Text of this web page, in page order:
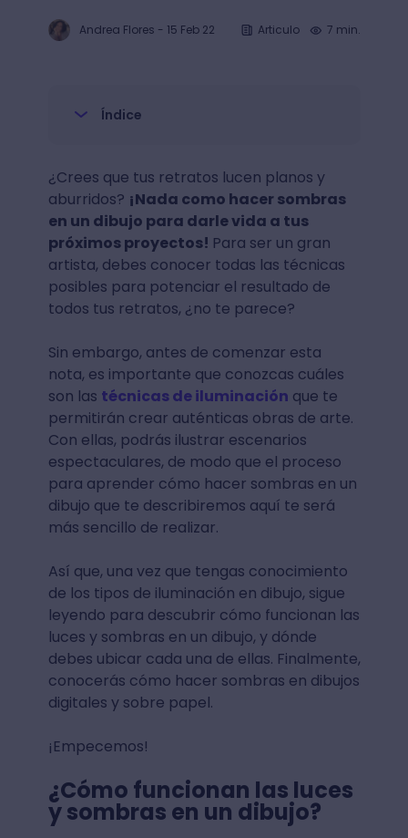
Andrea Flores - 15 Feb 22 Articulo 7 min.
Índice
¿Crees que tus retratos lucen planos y
aburridos? ¡Nada como hacer sombras
en un dibujo para darle vida a tus
próximos proyectos! Para ser un gran
artista, debes conocer todas las técnicas
posibles para potenciar el resultado de
todos tus retratos, ¿no te parece?
Sin embargo, antes de comenzar esta
nota, es importante que conozcas cuáles
son las técnicas de iluminación que te
permitirán crear auténticas obras de arte.
Con ellas, podrás ilustrar escenarios
espectaculares, de modo que el proceso
para aprender cómo hacer sombras en un
dibujo que te describiremos aquí te será
más sencillo de realizar.
Así que, una vez que tengas conocimiento
de los tipos de iluminación en dibujo, sigue
leyendo para descubrir cómo funcionan las
luces y sombras en un dibujo, y dónde
debes ubicar cada una de ellas. Finalmente,
conocerás cómo hacer sombras en dibujos
digitales y sobre papel.
¡Empecemos!
¿Cómo funcionan las luces
y sombras en un dibujo?